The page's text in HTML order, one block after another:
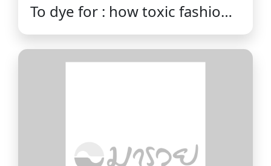
To dye for : how toxic fashion
is making us sick and how we
can fight back Alden Wicker.